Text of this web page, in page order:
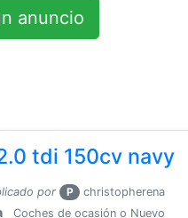
anuncio
tdi 150cv navy
por P christopherena
Coches de ocasión o Nuevo